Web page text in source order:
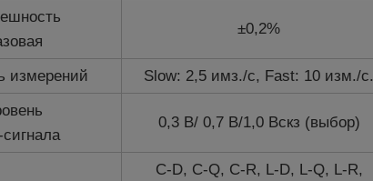
±0,2%
измерений Slow: 2,5 имз./с, Fast: 10 изм./с.
сигнала
0,3 В/ 0,7 В/1,0 Вскз (выбор)
C-D, C-Q, C-R, L-D, L-Q, L-R,